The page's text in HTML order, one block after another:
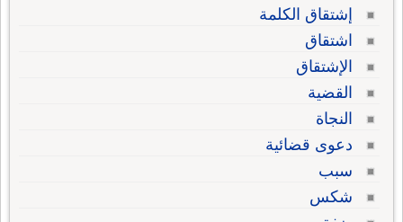
إشتقاق الكلمة
اشتقاق
الإشتقاق
القضية
النجاة
دعوى قضائية
سبب
شكس